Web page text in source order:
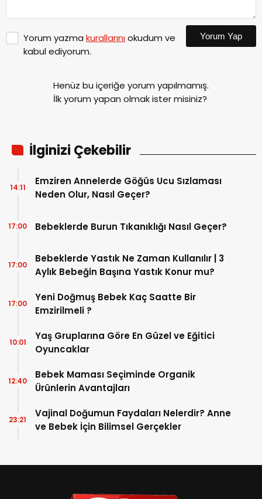
Yorum yazmakurallarını Yorum Yap
Henüz bu içeriğe yorum yapılmamış.
İlginizi Çekebilir
Emziren Annelerde Göğüs Ucu Sızlaması
Bebeklerde Yastık Ne Zaman Kullanılır | 3
Yeni Doğmuş Bebek Kaç Saatte Bir
Yaş Gruplarına Göre En Güzel ve Eğitici
Bebek Maması Seçiminde Organik
Vajinal Doğumun Faydaları Nelerdir? Anne